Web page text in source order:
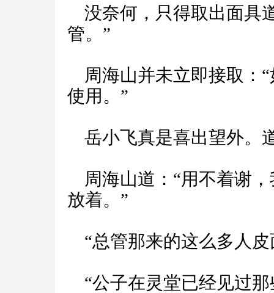
没奈何，只得取出面具
管。”
周海山并未立即接取：
使用。”
岳小飞真是喜出望外。
周海山道：“用不着谢
放着。”
“总管那来的这么多人皮
“公子在灵堂已经见过